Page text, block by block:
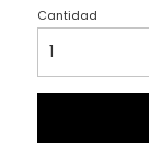
Cantidad